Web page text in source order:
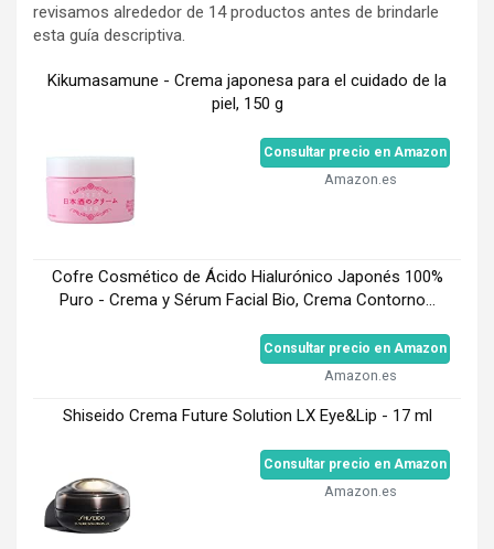
revisamos alrededor de 14 productos antes de brindarle
esta guía descriptiva.
Kikumasamune - Crema japonesa para el cuidado de la
piel, 150 g
Consultar precio en Amazon
Amazon.es
Cofre Cosmético de Ácido Hialurónico Japonés 100%
Puro - Crema y Sérum Facial Bio, Crema Contorno...
Consultar precio en Amazon
Amazon.es
Shiseido Crema Future Solution LX Eye&Lip - 17 ml
Consultar precio en Amazon
Amazon.es